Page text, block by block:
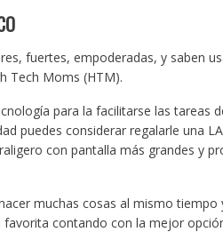
fuertes, empoderadas, y saben
Tech Moms (HTM).
para la facilitarse las tareas
puedes considerar regalarle una
con pantalla más grandes y
muchas cosas al mismo tiempo
contando con la mejor